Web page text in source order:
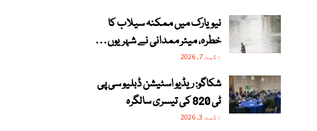
نیویارک میں ممکنہ سیلاب کا
خطرہ، میئر ممدانی نے شہریوں…
اگست 7, 2026
شکاگو: ریڈیو اسٹیشن ڈبلیو سی پی
ٹی 820 کی تیسری سالگرہ
اگست 3, 2026